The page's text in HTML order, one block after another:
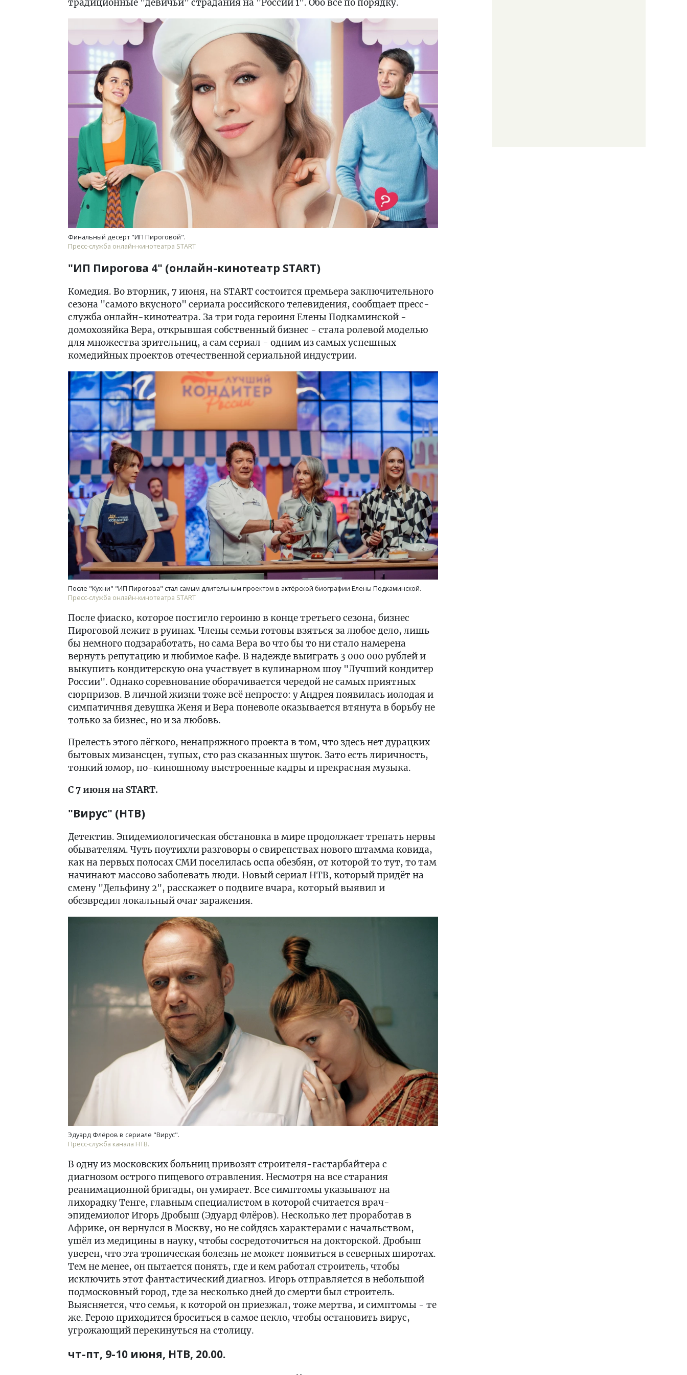
традиционные "девичьи" страдания на "России 1". Обо всё по порядку.
Финальный десерт "ИП Пироговой".
Пресс-служба онлайн-кинотеатра START
"ИП Пирогова 4" (онлайн-кинотеатр START)
Комедия. Во вторник, 7 июня, на START состоится премьера заключительного
сезона "самого вкусного" сериала российского телевидения, сообщает пресс-
служба онлайн-кинотеатра. За три года героиня Елены Подкаминской -
домохозяйка Вера, открывшая собственный бизнес - стала ролевой моделью
для множества зрительниц, а сам сериал - одним из самых успешных
комедийных проектов отечественной сериальной индустрии.
После "Кухни" "ИП Пирогова" стал самым длительным проектом в актёрской биографии Елены Подкаминской.
Пресс-служба онлайн-кинотеатра START
После фиаско, которое постигло героиню в конце третьего сезона, бизнес
Пироговой лежит в руинах. Члены семьи готовы взяться за любое дело, лишь
бы немного подзаработать, но сама Вера во что бы то ни стало намерена
вернуть репутацию и любимое кафе. В надежде выиграть 3 000 000 рублей и
выкупить кондитерскую она участвует в кулинарном шоу "Лучший кондитер
России". Однако соревнование оборачивается чередой не самых приятных
сюрпризов. В личной жизни тоже всё непросто: у Андрея появилась иолодая и
симпатичнвя девушка Женя и Вера поневоле оказывается втянута в борьбу не
только за бизнес, но и за любовь.
Прелесть этого лёгкого, ненапряжного проекта в том, что здесь нет дурацких
бытовых мизансцен, тупых, сто раз сказанных шуток. Зато есть лиричность,
тонкий юмор, по-киношному выстроенные кадры и прекрасная музыка.
С 7 июня на START.
"Вирус" (НТВ)
Детектив. Эпидемиологическая обстановка в мире продолжает трепать нервы
обывателям. Чуть поутихли разговоры о свирепствах нового штамма ковида,
как на первых полосах СМИ поселилась оспа обезбян, от которой то тут, то там
начинают массово заболевать люди. Новый сериал НТВ, который придёт на
смену "Дельфину 2", расскажет о подвиге вчара, который выявил и
обезвредил локальный очаг заражения.
Эдуард Флёров в сериале "Вирус".
Пресс-служба канала НТВ.
В одну из московских больниц привозят строителя-гастарбайтера с
диагнозом острого пищевого отравления. Несмотря на все старания
реанимационной бригады, он умирает. Все симптомы указывают на
лихорадку Тенге, главным специалистом в которой считается врач-
эпидемиолог Игорь Дробыш (Эдуард Флёров). Несколько лет проработав в
Африке, он вернулся в Москву, но не сойдясь характерами с начальством,
ушёл из медицины в науку, чтобы сосредоточиться на докторской. Дробыш
уверен, что эта тропическая болезнь не может появиться в северных широтах.
Тем не менее, он пытается понять, где и кем работал строитель, чтобы
исключить этот фантастический диагноз. Игорь отправляется в небольшой
подмосковный город, где за несколько дней до смерти был строитель.
Выясняется, что семья, к которой он приезжал, тоже мертва, и симптомы - те
же. Герою приходится броситься в самое пекло, чтобы остановить вирус,
угрожающий перекинуться на столицу.
чт-пт, 9-10 июня, НТВ, 20.00.